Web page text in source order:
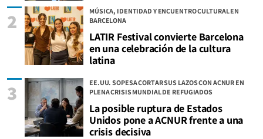
MÚSICA, IDENTIDAD Y ENCUENTRO CULTURAL EN
BARCELONA
LATIR Festival convierte Barcelona
en una celebración de la cultura
latina
2
EE.UU. SOPESA CORTAR SUS LAZOS CON ACNUR EN
PLENA CRISIS MUNDIAL DE REFUGIADOS
La posible ruptura de Estados
Unidos pone a ACNUR frente a una
crisis decisiva
3